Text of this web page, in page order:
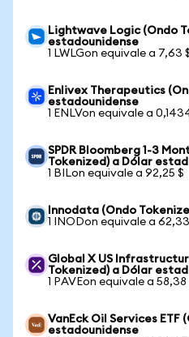
Lightwave Logic (Ondo
estadounidense
1 LWLGon equivale a 7,63
Enlivex Therapeutics
estadounidense
1 ENLVon equivale a
SPDR Bloomberg 1-3
Tokenized) a Dólar
1 BILon equivale a 92,25 $
Innodata (Ondo
1 INODon equivale a
Global X US
Tokenized) a Dólar
1 PAVEon equivale a 58,38
VanEck Oil Services ETF
estadounidense